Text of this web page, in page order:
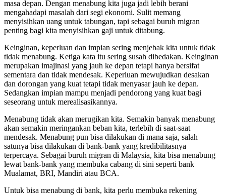
masa depan. Dengan menabung kita juga jadi lebih berani
mengahadapi masalah dari segi ekonomi. Sulit memang
menyisihkan uang untuk tabungan, tapi sebagai buruh migran
penting bagi kita menyisihkan gaji untuk ditabung.
Keinginan, keperluan dan impian sering menjebak kita untuk tidak
tidak menabung. Ketiga kata itu sering susah dibedakan. Keinginan
merupakan imajinasi yang jauh ke depan tetapi hanya bersifat
sementara dan tidak mendesak. Keperluan mewujudkan desakan
dan dorongan yang kuat tetapi tidak menyasar jauh ke depan.
Sedangkan impian mampu menjadi pendorong yang kuat bagi
seseorang untuk merealisasikannya.
Menabung tidak akan merugikan kita. Semakin banyak menabung
akan semakin meringankan beban kita, terlebih di saat-saat
mendesak. Menabung pun bisa dilakukan di mana saja, salah
satunya bisa dilakukan di bank-bank yang kredibilitasnya
terpercaya. Sebagai buruh migran di Malaysia, kita bisa menabung
lewat bank-bank yang membuka cabang di sini seperti bank
Mualamat, BRI, Mandiri atau BCA.
Untuk bisa menabung di bank, kita perlu membuka rekening